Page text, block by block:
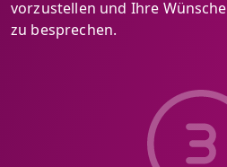
vorzustellen und Ihre
zu besprechen.